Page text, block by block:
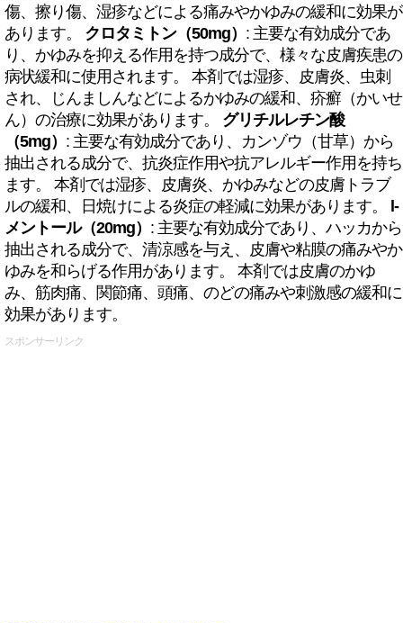
傷、擦り傷、湿疹などによる痛みやかゆみの緩和に効果が
あります。 クロタミトン（50mg） : 主要な有効成分であ
り、かゆみを抑える作用を持つ成分で、様々な皮膚疾患の
病状緩和に使用されます。 本剤では湿疹、皮膚炎、虫刺
され、じんましんなどによるかゆみの緩和、疥癬（かいせ
ん）の治療に効果があります。 グリチルレチン酸
（5mg） : 主要な有効成分であり、カンゾウ（甘草）から
抽出される成分で、抗炎症作用や抗アレルギー作用を持ち
ます。 本剤では湿疹、皮膚炎、かゆみなどの皮膚トラブ
ルの緩和、日焼けによる炎症の軽減に効果があります。
l-
メントール（20mg） : 主要な有効成分であり、ハッカから
抽出される成分で、清涼感を与え、皮膚や粘膜の痛みやか
ゆみを和らげる作用があります。 本剤では皮膚のかゆ
み、筋肉痛、関節痛、頭痛、のどの痛みや刺激感の緩和に
効果があります。
スポンサーリンク